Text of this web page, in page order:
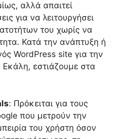
αλλά απαιτεί
για να λειτουργήσει
του χωρίς να
Κατά την ανάπτυξη ή
WordPress site για την
Εκάλη, εστιάζουμε στα
: Πρόκειται για τους
που μετρούν την
του χρήστη όσον